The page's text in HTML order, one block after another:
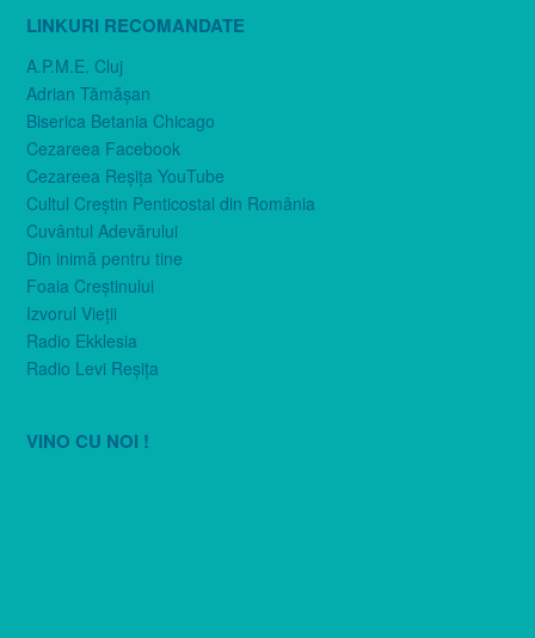
LINKURI RECOMANDATE
A.P.M.E. Cluj
Adrian Tămăşan
Biserica Betania Chicago
Cezareea Facebook
Cezareea Reşiţa YouTube
Cultul Creştin Penticostal din România
Cuvântul Adevărului
Din inimă pentru tine
Foaia Creştinului
Izvorul Vieţii
Radio Ekklesia
Radio Levi Reşiţa
VINO CU NOI !